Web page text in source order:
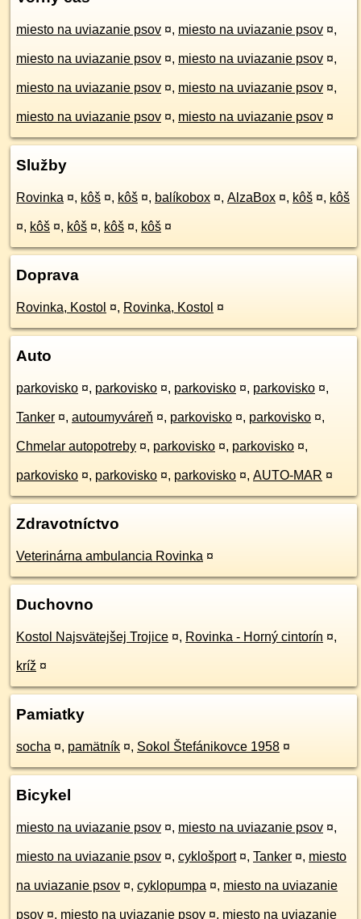
miesto na uviazanie psov ¤, miesto na uviazanie psov ¤,
miesto na uviazanie psov ¤, miesto na uviazanie psov ¤,
miesto na uviazanie psov ¤, miesto na uviazanie psov ¤,
miesto na uviazanie psov ¤, miesto na uviazanie psov ¤
Služby
Rovinka ¤, kôš ¤, kôš ¤, balíkobox ¤, AlzaBox ¤, kôš ¤, kôš
¤, kôš ¤, kôš ¤, kôš ¤, kôš ¤
Doprava
Rovinka, Kostol ¤, Rovinka, Kostol ¤
Auto
parkovisko ¤, parkovisko ¤, parkovisko ¤, parkovisko ¤,
Tanker ¤, autoumyváreň ¤, parkovisko ¤, parkovisko ¤,
Chmelar autopotreby ¤, parkovisko ¤, parkovisko ¤,
parkovisko ¤, parkovisko ¤, parkovisko ¤, AUTO-MAR ¤
Zdravotníctvo
Veterinárna ambulancia Rovinka ¤
Duchovno
Kostol Najsvätejšej Trojice ¤, Rovinka - Horný cintorín ¤,
kríž ¤
Pamiatky
socha ¤, pamätník ¤, Sokol Štefánikovce 1958 ¤
Bicykel
miesto na uviazanie psov ¤, miesto na uviazanie psov ¤,
miesto na uviazanie psov ¤, cyklošport ¤, Tanker ¤, miesto
na uviazanie psov ¤, cyklopumpa ¤, miesto na uviazanie
psov ¤, miesto na uviazanie psov ¤, miesto na uviazanie